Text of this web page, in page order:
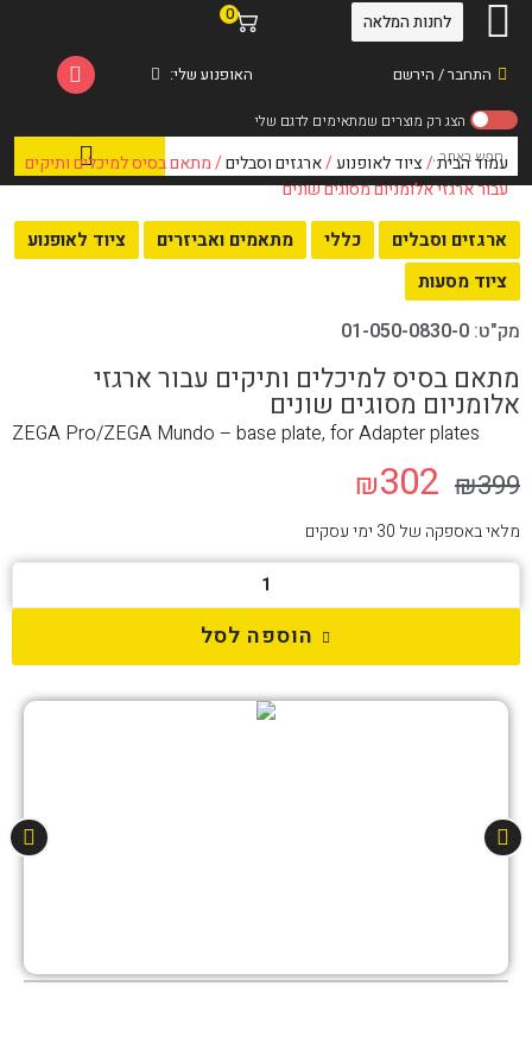
התחבר / הירשם
0
האופנוע שלי:
לחנות המלאה
עמוד הבית/ציוד לאופנוע/ארגזים וסבלים/ מתאם בסיס למיכלים ותיקים
עבור ארגזי אלומניום מסוגים שונים
ארגזים וסבלים כללי מתאמים ואביזרים
ציוד לאופנוע
ציוד מסעות
מק"ט: 01-050-0830-0
מתאם בסיס למיכלים ותיקים עבור ארגזי
אלומניום מסוגים שונים
ZEGA Pro/ZEGA Mundo – base plate, for Adapter plates
₪399
₪302
מלאי באספקה של 30 ימי עסקים
הוספה לסל